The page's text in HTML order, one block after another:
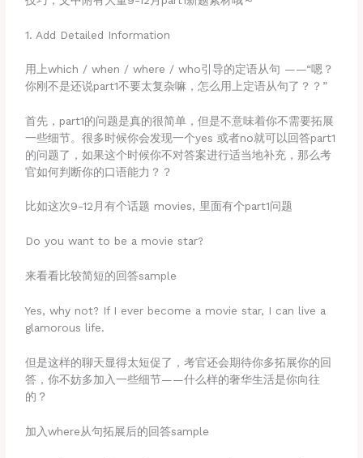
1. Add Detailed Information
用上which / when / where / who引导的定语从句 ——“嗯？
你刚不是还说part1不要太复杂嘛，怎么用上定语从句了？？”
首先，part1的问题是真的很简单，但是不意味着你不需要拓展
一些细节。很多时候你会发现一个yes 或者no就可以回答part1
的问题了，如果这个时候你不对答案进行适当地补充，那么考
官如何判断你的口语能力？？
比如这次9-12月有个话题 movies, 里面有个part1问题
Do you want to be a movie star?
来看看比较简短的回答sample
Yes, why not? If I ever become a movie star, I can live a
glamorous life.
但是这样的聊天显得太短促了，考官还会期待你多拓展你的回
答，你不妨多加入一些细节——什么样的奢华生活是你向往
的？
加入where从句拓展后的回答sample